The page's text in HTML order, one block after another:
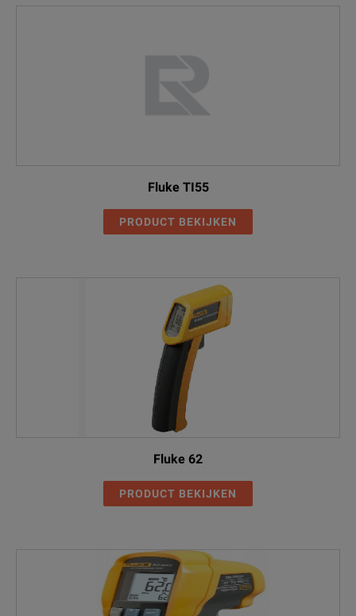
Fluke TI55
PRODUCT BEKIJKEN
Fluke 62
PRODUCT BEKIJKEN